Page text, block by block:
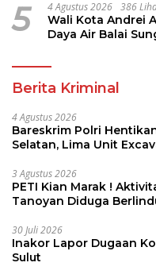
5 4 Agustus 2026 386
Wali Kota Andrei
Daya Air Balai
Berita Kriminal
4 Agustus 2026
Bareskrim Polri
Selatan, Lima Unit
3 Agustus 2026
PETI Kian Marak !
Tanoyan Diduga
30 Juli 2026
Inakor Lapor Dugaan
Sulut